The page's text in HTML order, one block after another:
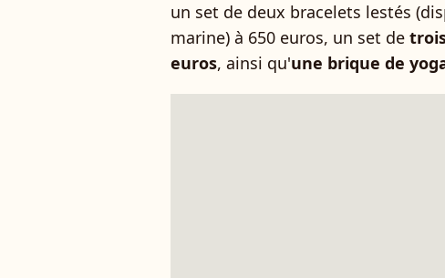
un set de deux bracelets lestés
marine) à 650 euros, un set de
euros, ainsi qu'une brique de